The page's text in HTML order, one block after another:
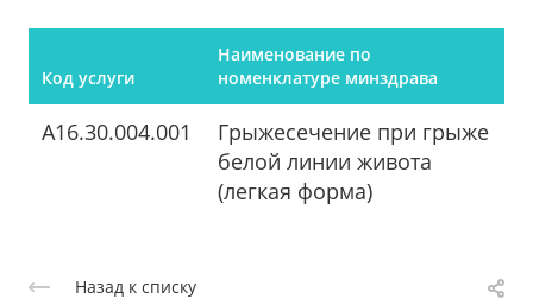
Код услуги
Наименование по
номенклатуре минздрава
A16.30.004.001
Грыжесечение при грыже
белой линии живота
(легкая форма)
Назад к списку